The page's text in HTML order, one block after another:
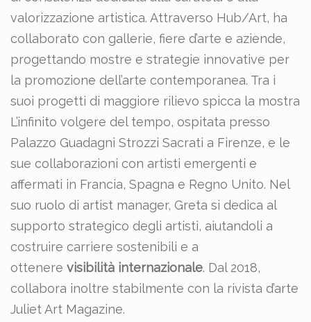
valorizzazione artistica. Attraverso Hub/Art, ha
collaborato con gallerie, fiere d’arte e aziende,
progettando mostre e strategie innovative per
la promozione dell’arte contemporanea. Tra i
suoi progetti di maggiore rilievo spicca la mostra
L’infinito volgere del tempo, ospitata presso
Palazzo Guadagni Strozzi Sacrati a Firenze, e le
sue collaborazioni con artisti emergenti e
affermati in Francia, Spagna e Regno Unito. Nel
suo ruolo di artist manager, Greta si dedica al
supporto strategico degli artisti, aiutandoli a
costruire carriere sostenibili e a
ottenere visibilità internazionale. Dal 2018,
collabora inoltre stabilmente con la rivista d’arte
Juliet Art Magazine.